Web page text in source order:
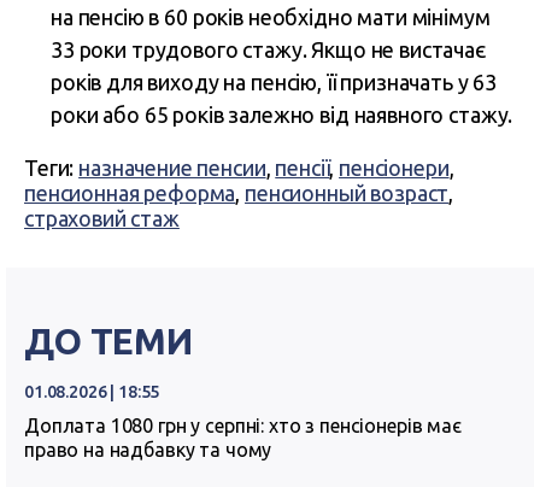
на пенсію в 60 років необхідно мати мінімум
33 роки трудового стажу. Якщо не вистачає
років для виходу на пенсію, її призначать у 63
роки або 65 років залежно від наявного стажу.
Теги: назначение пенсии, пенсії, пенсіонери,
пенсионная реформа, пенсионный возраст,
страховий стаж
ДО ТЕМИ
01.08.2026 | 18:55
Доплата 1080 грн у серпні: хто з пенсіонерів має
право на надбавку та чому